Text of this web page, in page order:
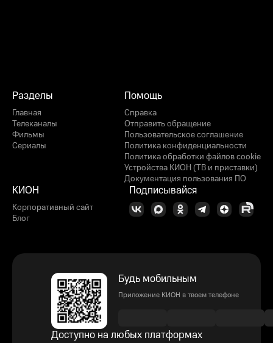
Разделы
Главная
Телеканалы
Фильмы
Сериалы
Помощь
Справка
Отправить обращение
Пользовательское соглашение
Политика конфиденциальности
Политика обработки файлов cookie
Устройства КИОН (ТВ и приставки)
Документация пользования ПО
КИОН
Корпоративный сайт
Блог
Подписывайся
Будь мобильным
Приложение КИОН в твоем телефоне
Доступно на любых платформах